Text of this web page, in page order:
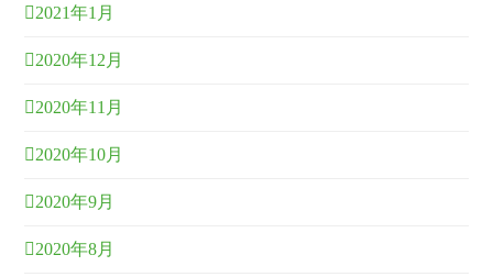
2021年1月
2020年12月
2020年11月
2020年10月
2020年9月
2020年8月